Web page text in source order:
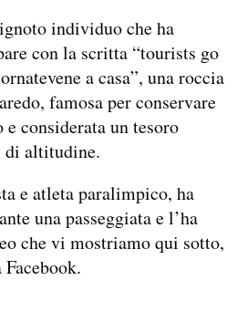
individuo che ha
con la scritta “tourists go
a casa”, una roccia
famosa per conservare
considerata un tesoro
di altitudine.
e atleta paralimpico, ha
una passeggiata e l’ha
che vi mostriamo qui sotto,